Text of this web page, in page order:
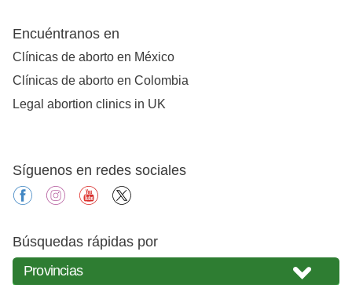
Encuéntranos en
Clínicas de aborto en México
Clínicas de aborto en Colombia
Legal abortion clinics in UK
Síguenos en redes sociales
facebookinstagramyoutube
Búsquedas rápidas por